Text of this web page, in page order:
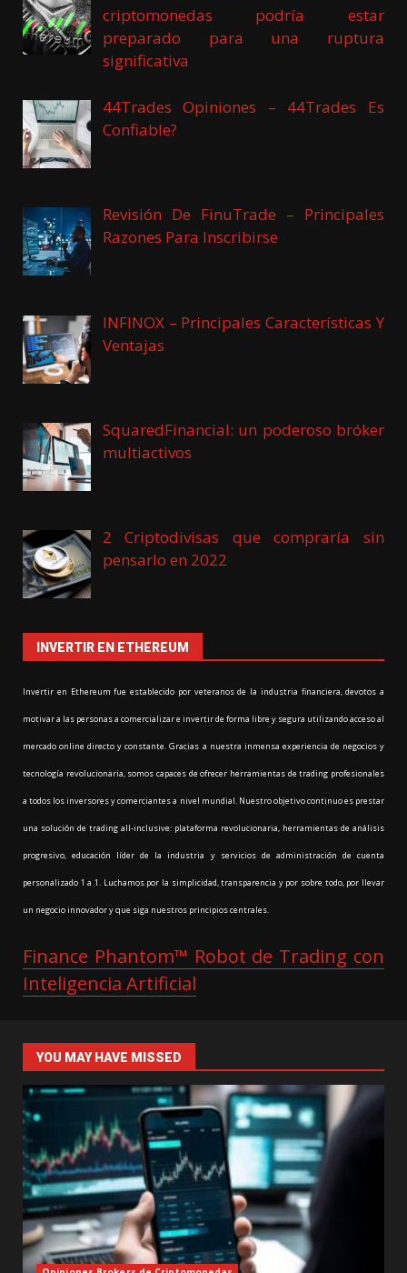
criptomonedas podría estar
preparado para una ruptura
significativa
44Trades Opiniones – 44Trades Es
Confiable?
Revisión De FinuTrade – Principales
Razones Para Inscribirse
INFINOX – Principales Características Y
Ventajas
SquaredFinancial: un poderoso bróker
multiactivos
2 Criptodivisas que compraría sin
pensarlo en 2022
INVERTIR EN ETHEREUM
Invertir en Ethereum fue establecido por veteranos de la industria financiera, devotos a
motivar a las personas a comercializar e invertir de forma libre y segura utilizando acceso al
mercado online directo y constante. Gracias a nuestra inmensa experiencia de negocios y
tecnología revolucionaria, somos capaces de ofrecer herramientas de trading profesionales
a todos los inversores y comerciantes a nivel mundial. Nuestro objetivo continuo es prestar
una solución de trading all-inclusive: plataforma revolucionaria, herramientas de análisis
progresivo, educación líder de la industria y servicios de administración de cuenta
personalizado 1 a 1. Luchamos por la simplicidad, transparencia y por sobre todo, por llevar
un negocio innovador y que siga nuestros principios centrales.
Finance Phantom™ Robot de Trading con
Inteligencia Artificial
YOU MAY HAVE MISSED